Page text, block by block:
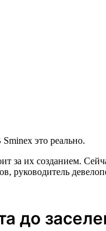
это реально.
за их созданием.
до